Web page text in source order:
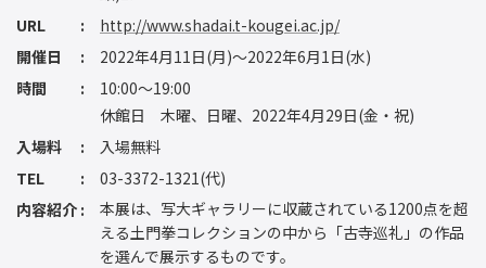
URL
http://www.shadai.t-kougei.ac.jp/
開催日
2022年4月11日(月)～2022年6月1日(水)
時間
10:00～19:00
休館日 木曜、日曜、2022年4月29日(金・祝)
入場料
入場無料
TEL
03-3372-1321(代)
内容紹介
本展は、写大ギャラリーに収蔵されている1200点を超
える土門拳コレクションの中から「古寺巡礼」の作品
を選んで展示するものです。